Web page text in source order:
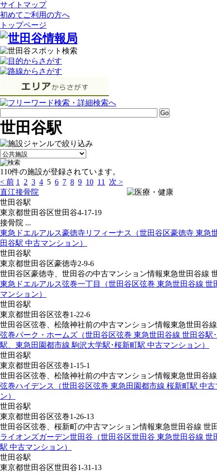
サイトマップ
初めてご利用の方へ
トップページ
世田谷駅
110件の施設が登録されています。
< 前 1 2 3 4 5 6 7 8 9 10 11
次 >
直江接骨院
世田谷駅
東京都世田谷区世田谷4-17-19
接骨院 ...
東急ドエルアルス豪徳寺リフィーナス（世田谷区豪徳寺 東急
田谷駅 中古マンション）
世田谷駅
東京都世田谷区豪徳寺2-9-6
世田谷区豪徳寺、世田谷の中古マンション情報東急世田谷線
東急ドエルアルス弦巻一丁目（世田谷区弦巻 東急世田谷線 世
マンション）
世田谷駅
東京都世田谷区弦巻1-22-6
世田谷区弦巻、松陰神社前の中古マンション情報東急世田谷
弦巻パーク・ホームズ（世田谷区弦巻 東急世田谷線 世田谷駅
駅、東急田園都市線 駒沢大学駅･桜新町駅 中古マンション）
世田谷駅
東京都世田谷区弦巻1-15-1
世田谷区弦巻、松陰神社前の中古マンション情報東急世田谷
弦巻ハイデンス（世田谷区弦巻 東急田園都市線 桜新町駅 中
ン）
世田谷駅
東京都世田谷区弦巻1-26-13
世田谷区弦巻、桜新町の中古マンション情報東急世田谷線 世
ライオンズガーデン世田谷（世田谷区世田谷 東急世田谷線 世
駅 中古マンション）
世田谷駅
東京都世田谷区世田谷1-31-13